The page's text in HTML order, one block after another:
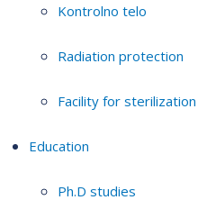
Kontrolno telo
Radiation protection
Facility for
Education
Ph.D studies